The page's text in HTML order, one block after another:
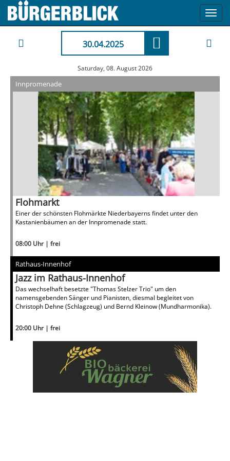
30.04.2025
Saturday, 08. August 2026
Innpromenade
Flohmarkt
Einer der schönsten Flohmärkte Niederbayerns findet unter den
Kastanienbäumen an der Innpromenade statt.
08:00 Uhr | frei
Rathaus-Innenhof
Jazz im Rathaus-Innenhof
Das wechselhaft besetzte "Thomas Stelzer Trio" um den
namensgebenden Sänger und Pianisten, diesmal begleitet von
Christoph Dehne (Schlagzeug) und Bernd Kleinow (Mundharmonika).
20:00 Uhr | frei